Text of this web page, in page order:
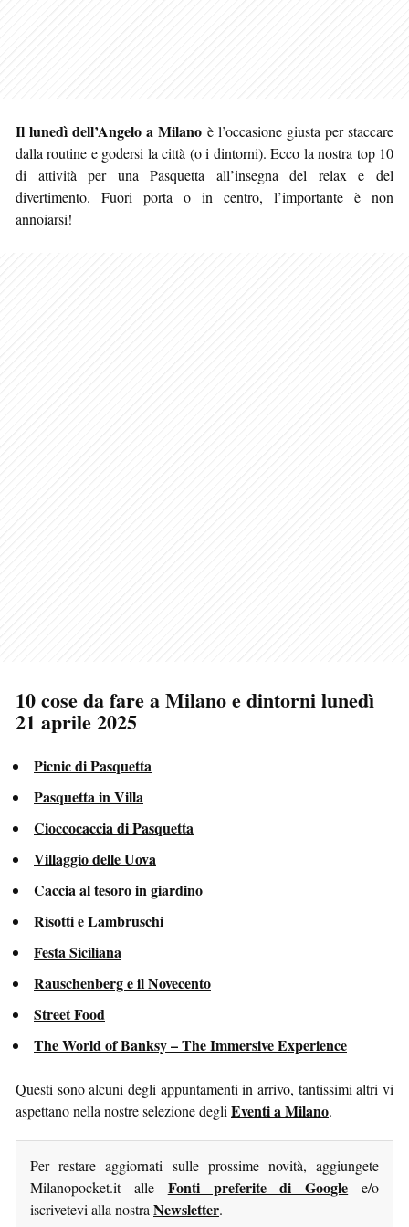
Il lunedì dell’Angelo a Milano è l’occasione giusta per staccare
dalla routine e godersi la città (o i dintorni). Ecco la nostra top 10
di attività per una Pasquetta all’insegna del relax e del
divertimento. Fuori porta o in centro, l’importante è non
annoiarsi!
10 cose da fare a Milano e dintorni lunedì
21 aprile 2025
Picnic di Pasquetta
Pasquetta in Villa
Cioccocaccia di Pasquetta
Villaggio delle Uova
Caccia al tesoro in giardino
Risotti e Lambruschi
Festa Siciliana
Rauschenberg e il Novecento
Street Food
The World of Banksy – The Immersive Experience
Questi sono alcuni degli appuntamenti in arrivo, tantissimi altri vi
aspettano nella nostre selezione degli Eventi a Milano.
Per restare aggiornati sulle prossime novità, aggiungete
Milanopocket.it alle Fonti preferite di Google e/o
iscrivetevi alla nostra Newsletter.